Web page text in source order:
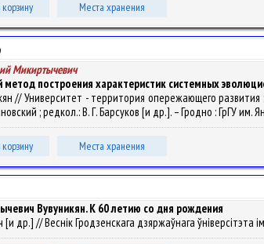
Места хранения
Микиртычевич
построения характеристик системных
// Университет - территория опережающего
; редкол.: В. Г. Барсуков [и др.]. – Гродно : ГрГУ им.
Места хранения
Вувуникян. К 60 летию со дня рождения
др.] // Веснік Гродзенскага дзяржаўнага ўніверсітэта